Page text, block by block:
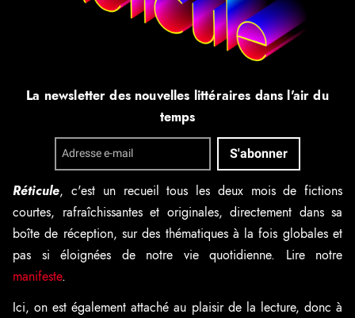
La newsletter des nouvelles littéraires dans l'air du
temps
Réticule, c'est un recueil tous les deux mois de fictions
courtes, rafraîchissantes et originales, directement dans sa
boîte de réception, sur des thématiques à la fois globales et
pas si éloignées de notre vie quotidienne. Lire notre
manifeste.
Ici, on est également attaché au plaisir de la lecture, donc à